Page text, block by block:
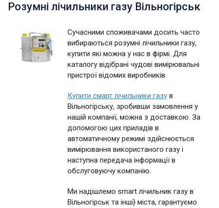
Розумні лічильники газу Вільногірськ
Сучасними споживачами досить часто
вибираються розумні лічильники газу,
купити які можна у нас в фірмі. Для
каталогу відібрані чудові вимірювальні
пристрої відомих виробників.
Купити смарт лічильники газу в
Вільногірську, зробивши замовлення у
нашій компанії, можна з доставкою. За
допомогою цих приладів в
автоматичному режимі здійснюється
вимірювання використаного газу і
наступна передача інформації в
обслуговуючу компанію.
Ми надішлемо smart лічильник газу в
Вільногірськ та інші} міста, гарантуємо